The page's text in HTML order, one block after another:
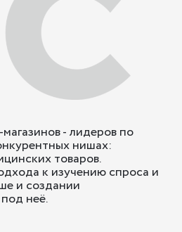
- лидеров по
нишах:
товаров.
к изучению спроса и
и создании
неё.